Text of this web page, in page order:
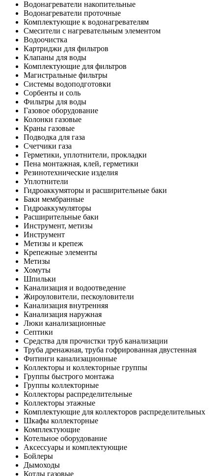
Водонагреватели накопительные
Водонагреватели проточные
Комплектующие к водонагревателям
Смесители с нагревательным элементом
Водоочистка
Картриджи для фильтров
Клапаны для воды
Комплектующие для фильтров
Магистральные фильтры
Системы водоподготовки
Сорбенты и соль
Фильтры для воды
Газовое оборудование
Колонки газовые
Краны газовые
Подводка для газа
Счетчики газа
Герметики, уплотнители, прокладки
Пена монтажная, клей, герметики
Резинотехнические изделия
Уплотнители
Гидроаккумяторы и расширительные баки
Баки мембранные
Гидроаккумуляторы
Расширительные баки
Инструмент, метизы
Инструмент
Метизы и крепеж
Крепежные элементы
Метизы
Хомуты
Шпильки
Канализация и водоотведение
Жироуловители, пескоуловители
Канализация внутренняя
Канализация наружная
Люки канализационные
Септики
Средства для прочистки труб канализации
Труба дренажная, труба гофрированная двустенная
Фитинги канализационные
Коллекторы и коллекторные группы
Группы быстрого монтажа
Группы коллекторные
Коллекторы распределительные
Коллекторы этажные
Комплектующие для коллекторов распределительных
Шкафы коллекторные
Комплектующие
Котельное оборудование
Аксессуары и комплектующие
Бойлеры
Дымоходы
Котлы газовые